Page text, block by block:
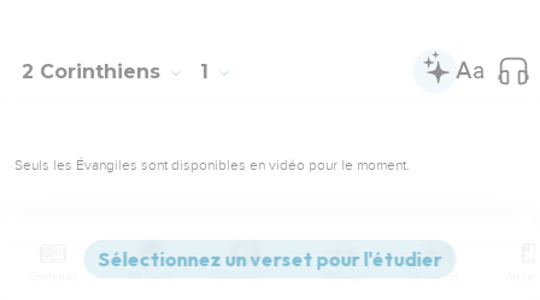
2 Corinthiens 1
Seuls les Évangiles sont disponibles en vidéo pour le moment.
Paul Apôtre de Jésus-Christ par la volonté de Dieu, et le
Versions Commentaires Strong